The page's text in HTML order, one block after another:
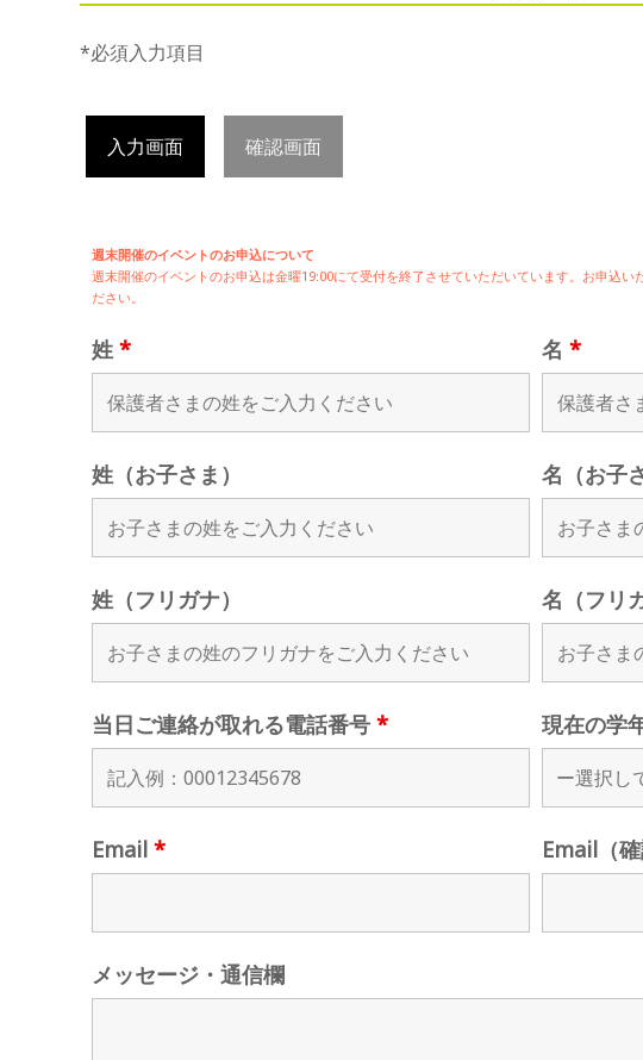
*必須入力項目
入力画面 確認画面
週末開催のイベントのお申込について
週末開催のイベントのお申込は金曜19:00にて受付を終了させていただいています。お申込
ださい。
姓 * 名*
姓（お子さま） 名（お子
姓（フリガナ） 名（フリ
当日ご連絡が取れる電話番号 * 現在の学
Email * Email（
メッセージ・通信欄